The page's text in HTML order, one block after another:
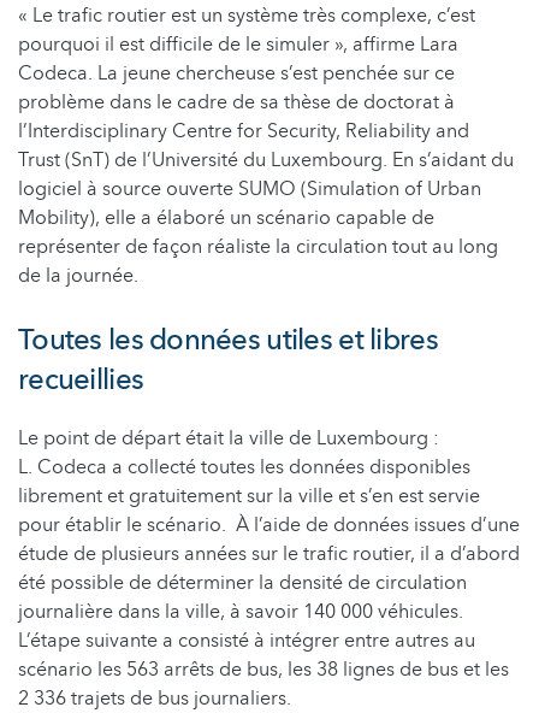
« Le trafic routier est un système très complexe, c’est
pourquoi il est difficile de le simuler », affirme Lara
Codeca. La jeune chercheuse s’est penchée sur ce
problème dans le cadre de sa thèse de doctorat à
l’Interdisciplinary Centre for Security, Reliability and
Trust (SnT) de l’Université du Luxembourg. En s’aidant du
logiciel à source ouverte SUMO (Simulation of Urban
Mobility), elle a élaboré un scénario capable de
représenter de façon réaliste la circulation tout au long
de la journée.
Toutes les données utiles et libres
recueillies
Le point de départ était la ville de Luxembourg :
L. Codeca a collecté toutes les données disponibles
librement et gratuitement sur la ville et s’en est servie
pour établir le scénario. À l’aide de données issues d’une
étude de plusieurs années sur le trafic routier, il a d’abord
été possible de déterminer la densité de circulation
journalière dans la ville, à savoir 140 000 véhicules.
L’étape suivante a consisté à intégrer entre autres au
scénario les 563 arrêts de bus, les 38 lignes de bus et les
2 336 trajets de bus journaliers.